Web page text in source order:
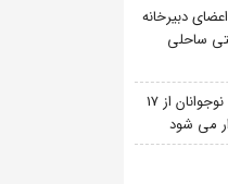
دبیرخانه
ساحلی
اردوی تیم ملی کشتی ساحلی نوجوانان از 17
می شود